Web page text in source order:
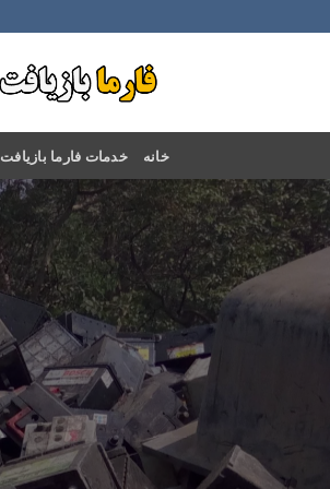
to
خانه خدمات فارما بازیافت